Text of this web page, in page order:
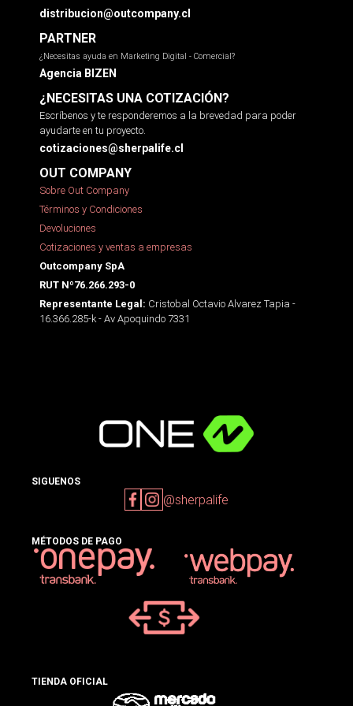
distribucion@outcompany.cl
PARTNER
¿Necesitas ayuda en Marketing Digital - Comercial?
Agencia BIZEN
¿NECESITAS UNA COTIZACIÓN?
Escríbenos y te responderemos a la brevedad para poder
ayudarte en tu proyecto.
cotizaciones@sherpalife.cl
OUT COMPANY
Sobre Out Company
Términos y Condiciones
Devoluciones
Cotizaciones y ventas a empresas
Outcompany SpA
RUT Nº76.266.293-0
Representante Legal: Cristobal Octavio Alvarez Tapia -
16.366.285-k - Av Apoquindo 7331
SIGUENOS
@sherpalife
MÉTODOS DE PAGO
TIENDA OFICIAL